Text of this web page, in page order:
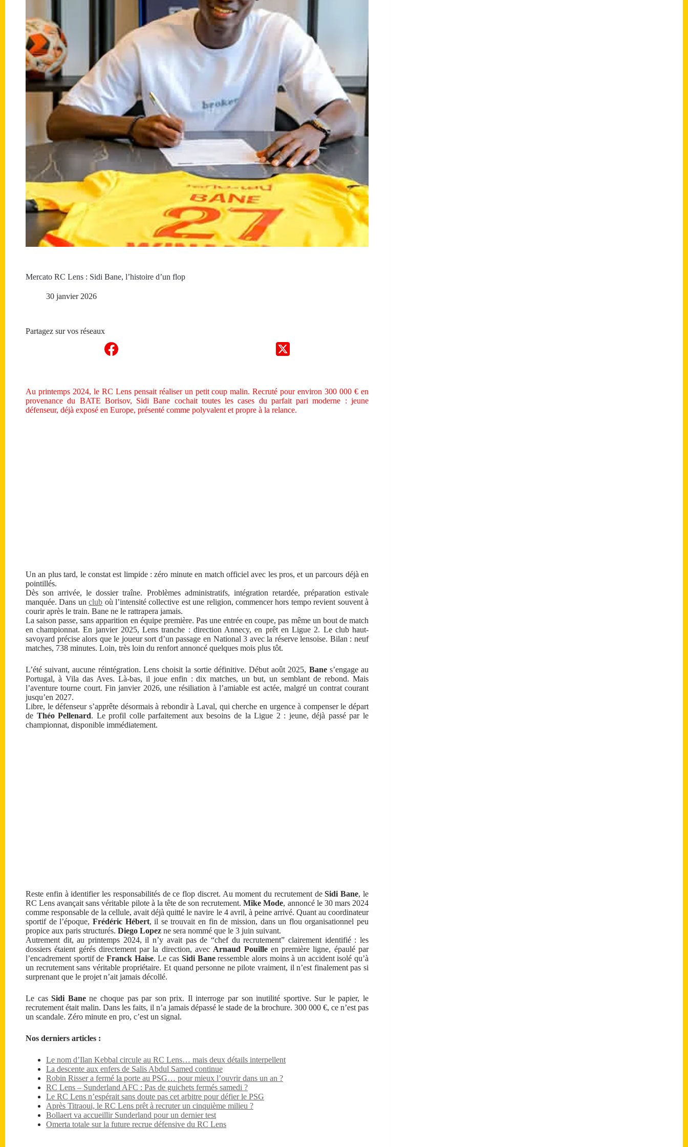
Mercato RC Lens : Sidi Bane, l’histoire d’un flop
30 janvier 2026
Partagez sur vos réseaux
Au printemps 2024, le RC Lens pensait réaliser un petit coup malin. Recruté pour environ 300 000 € en
provenance du BATE Borisov, Sidi Bane cochait toutes les cases du parfait pari moderne : jeune
défenseur, déjà exposé en Europe, présenté comme polyvalent et propre à la relance.
Un an plus tard, le constat est limpide : zéro minute en match officiel avec les pros, et un parcours déjà en
pointillés.
Dès son arrivée, le dossier traîne. Problèmes administratifs, intégration retardée, préparation estivale
manquée. Dans unclub où l’intensité collective est une religion, commencer hors tempo revient souvent à
courir après le train. Bane ne le rattrapera jamais.
La saison passe, sans apparition en équipe première. Pas une entrée en coupe, pas même un bout de match
en championnat. En janvier 2025, Lens tranche : direction Annecy, en prêt en Ligue 2. Le club haut-
savoyard précise alors que le joueur sort d’un passage en National 3 avec la réserve lensoise. Bilan : neuf
matches, 738 minutes. Loin, très loin du renfort annoncé quelques mois plus tôt.
L’été suivant, aucune réintégration. Lens choisit la sortie définitive. Début août 2025, Banes’engage au
Portugal, à Vila das Aves. Là-bas, il joue enfin : dix matches, un but, un semblant de rebond. Mais
l’aventure tourne court. Fin janvier 2026, une résiliation à l’amiable est actée, malgré un contrat courant
jusqu’en 2027.
Libre, le défenseur s’apprête désormais à rebondir à Laval, qui cherche en urgence à compenser le départ
de Théo Pellenard. Le profil colle parfaitement aux besoins de la Ligue 2 : jeune, déjà passé par le
championnat, disponible immédiatement.
Reste enfin à identifier les responsabilités de ce flop discret. Au moment du recrutement deSidi Bane, le
RC Lens avançait sans véritable pilote à la tête de son recrutement.Mike Mode, annoncé le 30 mars 2024
comme responsable de la cellule, avait déjà quitté le navire le 4 avril, à peine arrivé. Quant au coordinateur
sportif de l’époque, Frédéric Hébert, il se trouvait en fin de mission, dans un flou organisationnel peu
propice aux paris structurés. Diego Lopez ne sera nommé que le 3 juin suivant.
Autrement dit, au printemps 2024, il n’y avait pas de “chef du recrutement” clairement identifié : les
dossiers étaient gérés directement par la direction, avec Arnaud Pouilleen première ligne, épaulé par
l’encadrement sportif deFranck Haise. Le cas Sidi Baneressemble alors moins à un accident isolé qu’à
un recrutement sans véritable propriétaire. Et quand personne ne pilote vraiment, il n’est finalement pas si
surprenant que le projet n’ait jamais décollé.
Le casSidi Banene choque pas par son prix. Il interroge par son inutilité sportive. Sur le papier, le
recrutement était malin. Dans les faits, il n’a jamais dépassé le stade de la brochure. 300 000 €, ce n’est pas
un scandale. Zéro minute en pro, c’est un signal.
Nos derniers articles :
Le nom d’Ilan Kebbal circule au RC Lens… mais deux détails interpellent
La descente aux enfers de Salis Abdul Samed continue
Robin Risser a fermé la porte au PSG… pour mieux l’ouvrir dans un an ?
RC Lens – Sunderland AFC : Pas de guichets fermés samedi ?
Le RC Lens n’espérait sans doute pas cet arbitre pour défier le PSG
Après Titraoui, le RC Lens prêt à recruter un cinquième milieu ?
Bollaert va accueillir Sunderland pour un dernier test
Omerta totale sur la future recrue défensive du RC Lens